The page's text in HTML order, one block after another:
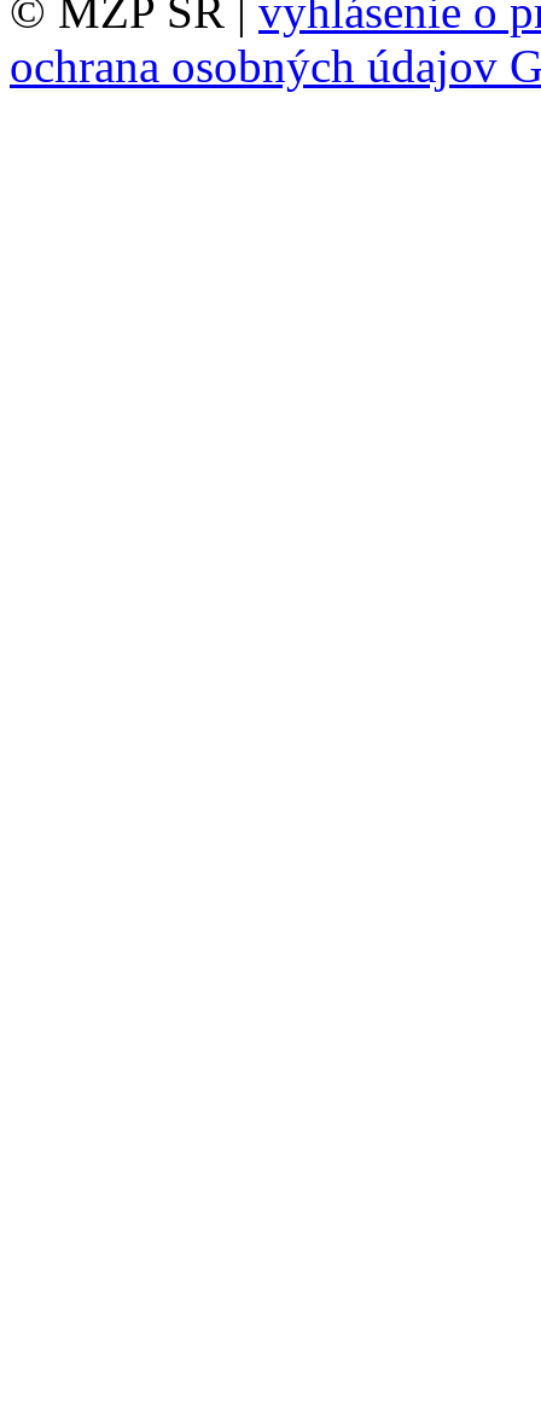
© MŽP SR | vyhlásenie o
ochrana osobných údajov